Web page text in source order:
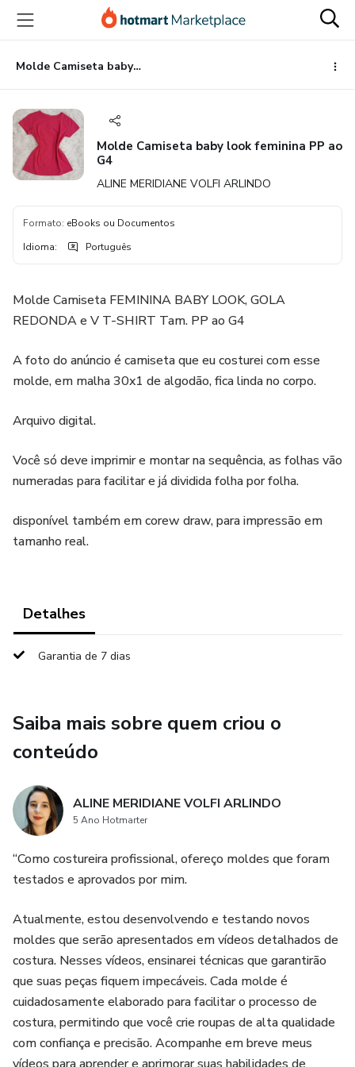
para
conteúdo
principal
para
pagamento
para
rodapé
Molde Camiseta baby look feminina PP ao G4
Molde Camiseta baby look feminina PP ao
G4
ALINE MERIDIANE VOLFI ARLINDO
Formato: eBooks ou Documentos
Idioma: Português
Molde Camiseta FEMININA BABY LOOK, GOLA
REDONDA e V T-SHIRT Tam. PP ao G4
A foto do anúncio é camiseta que eu costurei com esse
molde, em malha 30x1 de algodão, fica linda no corpo.
Arquivo digital.
Você só deve imprimir e montar na sequência, as folhas vão
numeradas para facilitar e já dividida folha por folha.
disponível também em corew draw, para impressão em
tamanho real.
Detalhes
Garantia de 7 dias
Saiba mais sobre quem criou o
conteúdo
ALINE MERIDIANE VOLFI ARLINDO
5 Ano Hotmarter
“Como costureira profissional, ofereço moldes que foram
testados e aprovados por mim.
Atualmente, estou desenvolvendo e testando novos
moldes que serão apresentados em vídeos detalhados de
costura. Nesses vídeos, ensinarei técnicas que garantirão
que suas peças fiquem impecáveis. Cada molde é
cuidadosamente elaborado para facilitar o processo de
costura, permitindo que você crie roupas de alta qualidade
com confiança e precisão. Acompanhe em breve meus